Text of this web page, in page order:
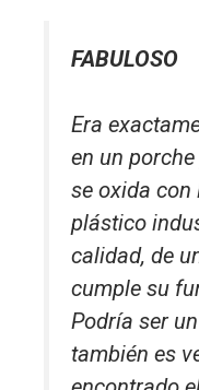
FABULOSO
Era
en un
se oxida con
plástico
calidad, de
cumple su
Podría ser
también es